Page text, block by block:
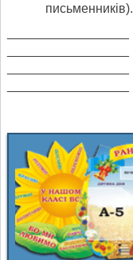
письменників).